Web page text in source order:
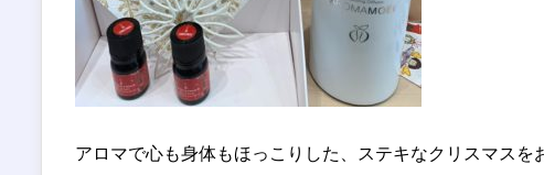
アロマで心も身体もほっこりした、ステキなクリスマスを